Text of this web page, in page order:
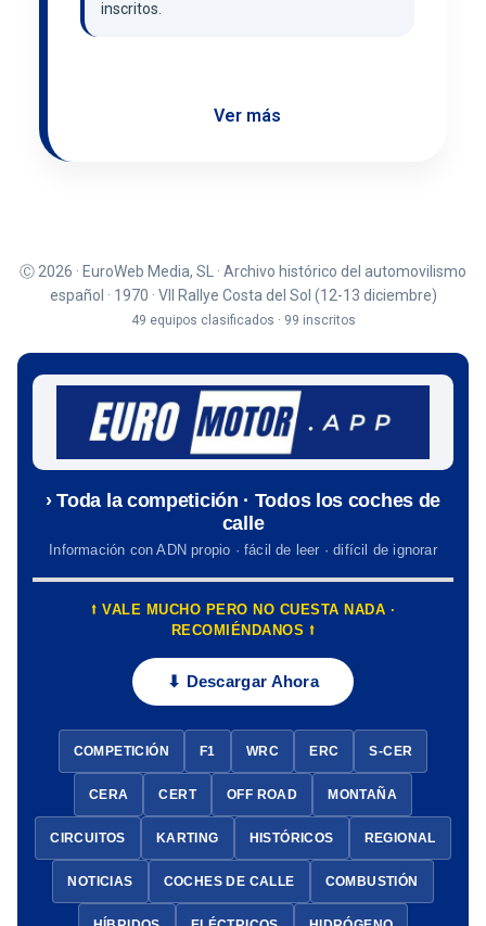
inscritos.
Ver más
Ⓒ 2026 · EuroWeb Media, SL · Archivo histórico del automovilismo
español · 1970 · VII Rallye Costa del Sol (12-13 diciembre)
49 equipos clasificados · 99 inscritos
› Toda la competición · Todos los coches de
calle
Información con ADN propio · fácil de leer · difícil de ignorar
⭡ VALE MUCHO PERO NO CUESTA NADA ·
RECOMIÉNDANOS ⭡
⬇ Descargar Ahora
COMPETICIÓN F1 WRC ERC S-CER
CERA CERT OFF ROAD MONTAÑA
CIRCUITOS KARTING HISTÓRICOS REGIONAL
NOTICIAS COCHES DE CALLE COMBUSTIÓN